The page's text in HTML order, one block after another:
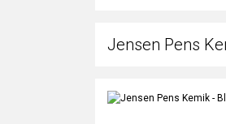
Jensen Pens